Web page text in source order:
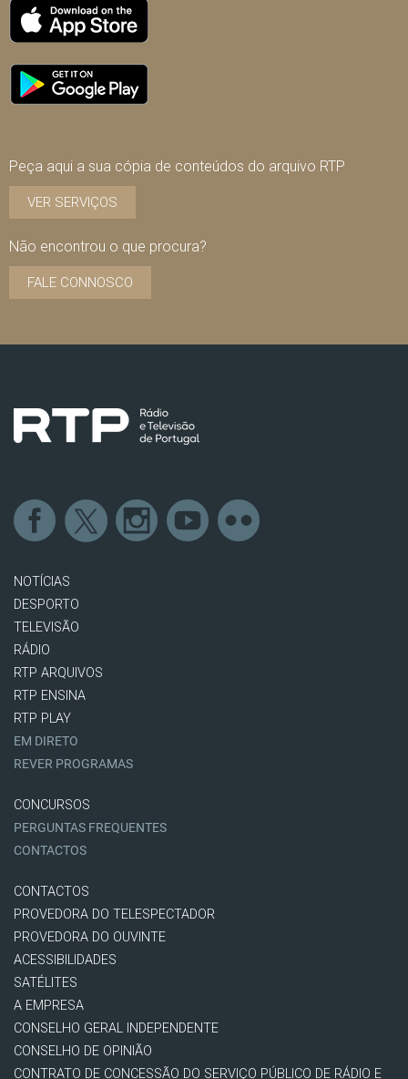
Peça aqui a sua cópia de conteúdos do arquivo RTP
VER SERVIÇOS
Não encontrou o que procura?
FALE CONNOSCO
NOTÍCIAS
DESPORTO
TELEVISÃO
RÁDIO
RTP ARQUIVOS
RTP ENSINA
RTP PLAY
EM DIRETO
REVER PROGRAMAS
CONCURSOS
PERGUNTAS FREQUENTES
CONTACTOS
CONTACTOS
PROVEDORA DO TELESPECTADOR
PROVEDORA DO OUVINTE
ACESSIBILIDADES
SATÉLITES
A EMPRESA
CONSELHO GERAL INDEPENDENTE
CONSELHO DE OPINIÃO
CONTRATO DE CONCESSÃO DO SERVIÇO PÚBLICO DE RÁDIO E